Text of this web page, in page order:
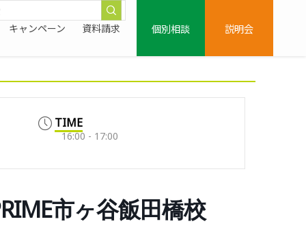
キャンペーン 資料請求
個別相談
説明会
TIME
16:00 - 17:00
市ヶ谷飯田橋校